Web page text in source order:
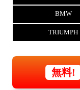
BMW
TRIUMPH
無料!